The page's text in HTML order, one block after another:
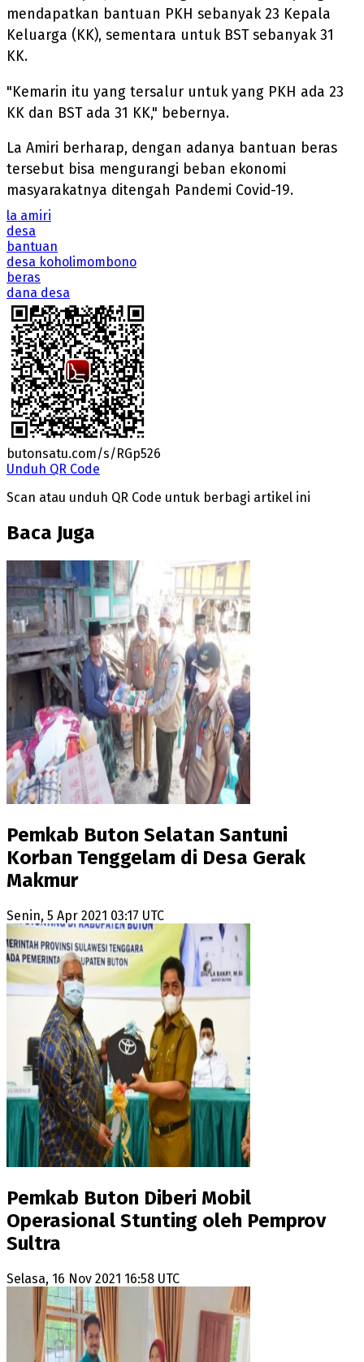
mendapatkan bantuan PKH sebanyak 23 Kepala
Keluarga (KK), sementara untuk BST sebanyak 31
KK.
"Kemarin itu yang tersalur untuk yang PKH ada 23
KK dan BST ada 31 KK," bebernya.
La Amiri berharap, dengan adanya bantuan beras
tersebut bisa mengurangi beban ekonomi
masyarakatnya ditengah Pandemi Covid-19.
la amiri
desa
bantuan
desa koholimombono
beras
dana desa
butonsatu.com/s/RGp526
Unduh QR Code
Scan atau unduh QR Code untuk berbagi artikel ini
Baca Juga
Pemkab Buton Selatan Santuni
Korban Tenggelam di Desa Gerak
Makmur
Senin, 5 Apr 2021 03:17 UTC
Pemkab Buton Diberi Mobil
Operasional Stunting oleh Pemprov
Sultra
Selasa, 16 Nov 2021 16:58 UTC